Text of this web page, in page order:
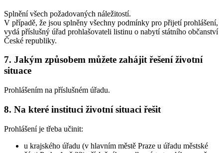
Splnění všech požadovaných náležitostí.
V případě, že jsou splněny všechny podmínky pro přijetí prohlášení,
vydá příslušný úřad prohlašovateli listinu o nabytí státního občanství
České republiky.
7. Jakým způsobem můžete zahájit řešení životní
situace
Prohlášením na příslušném úřadu.
8. Na které instituci životní situaci řešit
Prohlášení je třeba učinit:
u krajského úřadu (v hlavním městě Praze u úřadu městské